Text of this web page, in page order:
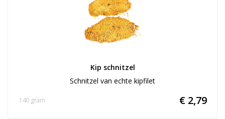
Kip schnitzel
Schnitzel van echte kipfilet
€ 2,79
140 gram